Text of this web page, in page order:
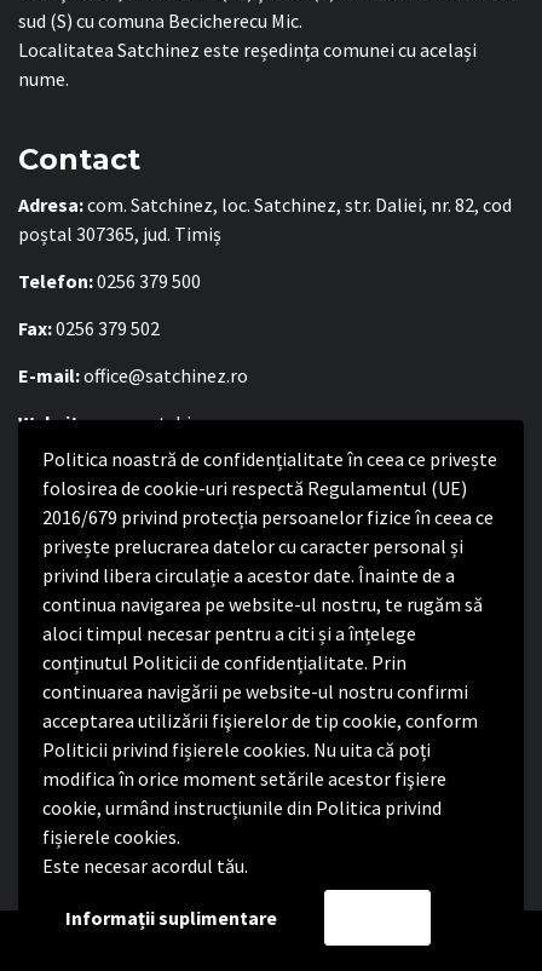
Politica noastră de confidențialitate în ceea ce privește
folosirea de cookie-uri respectă Regulamentul (UE)
2016/679 privind protecția persoanelor fizice în ceea ce
privește prelucrarea datelor cu caracter personal și
privind libera circulație a acestor date. Înainte de a
continua navigarea pe website-ul nostru, te rugăm să
aloci timpul necesar pentru a citi și a înțelege
conținutul Politicii de confidențialitate. Prin
continuarea navigării pe website-ul nostru confirmi
acceptarea utilizării fişierelor de tip cookie, conform
Politicii privind fișierele cookies. Nu uita că poți
modifica în orice moment setările acestor fişiere
cookie, urmând instrucțiunile din Politica privind
fișierele cookies.
Este necesar acordul tău.
Informații suplimentare
sud (S) cu comuna Becicherecu Mic.
Localitatea Satchinez este reședința comunei cu același
nume.
Contact
Adresa:com. Satchinez, loc. Satchinez, str. Daliei, nr. 82, cod
poștal 307365, jud. Timiș
Telefon:0256 379 500
Fax:0256 379 502
E-mail:office@satchinez.ro
Website:www.satchinez.ro
Program cu publicul:
Luni – Joi:8:00-16:30
Vineri:8:00 – 14:00
Politica de confidențialitate
Politica de confidențialitate
Nota de informare privind implementarea Regulamentului
(UE) 2016/679
Termeni și condiții de utilizare website
Copyright Primăria Comunei Satchinez